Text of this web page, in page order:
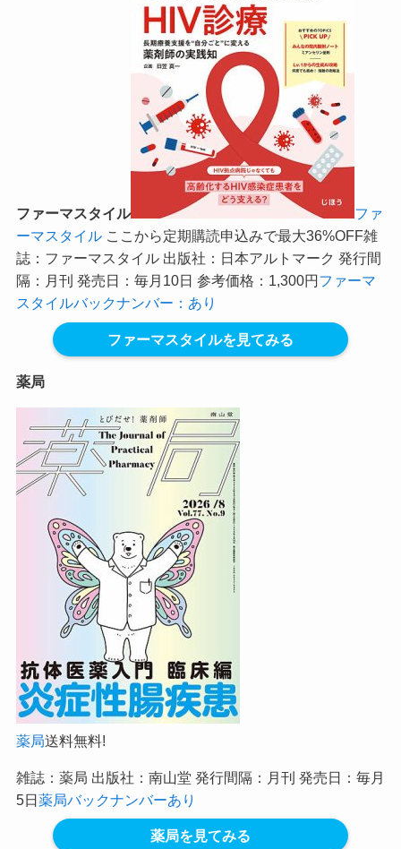
ファーマスタイル
ファ
ーマスタイル ここから定期購読申込みで最大36%OFF雑
誌：ファーマスタイル 出版社：日本アルトマーク 発行間
隔：月刊 発売日：毎月10日 参考価格：1,300円 ファーマ
スタイルバックナンバー：あり
ファーマスタイルを見てみる
薬局
薬局送料無料!
雑誌：薬局 出版社：南山堂 発行間隔：月刊 発売日：毎月
5日薬局バックナンバーあり
薬局を見てみる